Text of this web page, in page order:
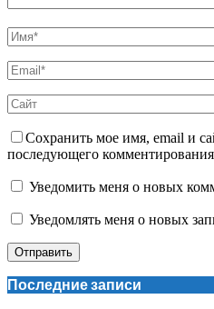
Сохранить мое имя, email и
последующего
Уведомить меня о новых
Уведомлять меня о новых
Последние записи